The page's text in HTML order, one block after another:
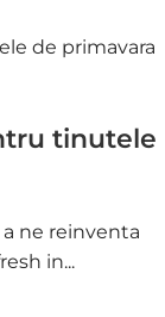
tinutele
ne reinventa
in...